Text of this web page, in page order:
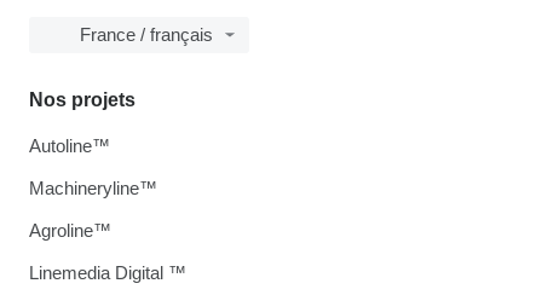
France / français
Nos projets
Autoline™
Machineryline™
Agroline™
Linemedia Digital ™